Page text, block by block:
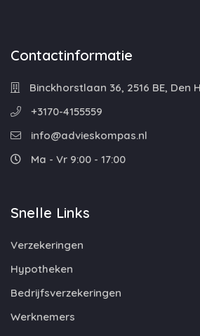
Contactinformatie
Binckhorstlaan 36, 2516 BE, Den
+3170-4155559
info@advieskompas.nl
Ma - Vr 9:00 - 17:00
Snelle Links
Verzekeringen
Hypotheken
Bedrijfsverzekeringen
Werknemers